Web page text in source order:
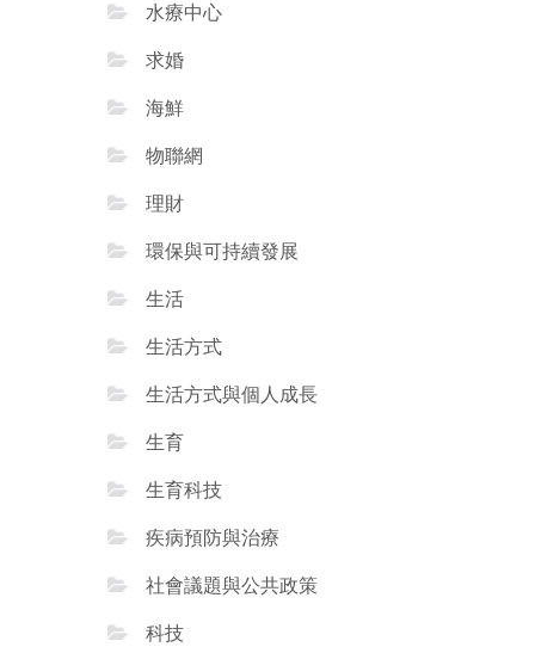
水療中心
求婚
海鮮
物聯網
理財
環保與可持續發展
生活
生活方式
生活方式與個人成長
生育
生育科技
疾病預防與治療
社會議題與公共政策
科技